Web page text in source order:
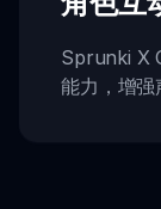
Sprunki X
能力，增强